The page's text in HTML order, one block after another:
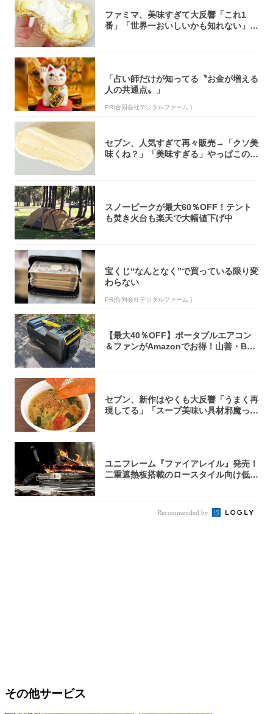
ファミマ、美味すぎて大反響「これ1
番」「世界一おいしいかも知れない」
「占い師だけが知ってる〝お金が増える
人の共通点〟」
PR(合同会社デジタルファーム )
セブン、人気すぎて再々販売→「クソ美
味くね？」「美味すぎる」やっぱこのク
スノーピークが最大60％OFF！テント
も焚き火台も楽天で大幅値下げ中
宝くじ“なんとなく”で買っている限り変
わらない
PR(合同会社デジタルファーム )
【最大40％OFF】ポータブルエアコン
＆ファンがAmazonでお得！山善・Bo
セブン、新作はやくも大反響「うまく再
現してる」「スープ美味い具材邪魔って
ユニフレーム『ファイアレイル』発売！
二重遮熱板搭載のロースタイル向け低型
Recommended by
その他サービス